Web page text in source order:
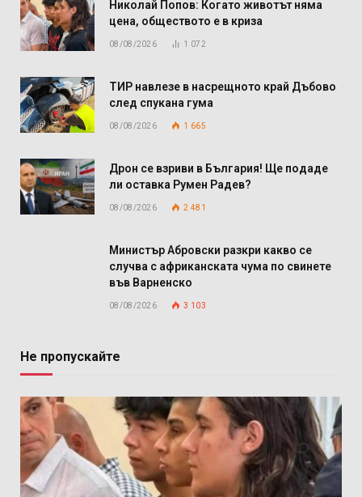
Николай Попов: Когато животът няма
цена, обществото е в криза
08/08/2026 1 072
ТИР навлезе в насрещното край Дъбово
след спукана гума
08/08/2026 1 665
Дрон се взриви в България! Ще подаде
ли оставка Румен Радев?
08/08/2026 2 481
Министър Абровски разкри какво се
случва с африканската чума по свинете
във Варненско
08/08/2026 3 103
Не пропускайте